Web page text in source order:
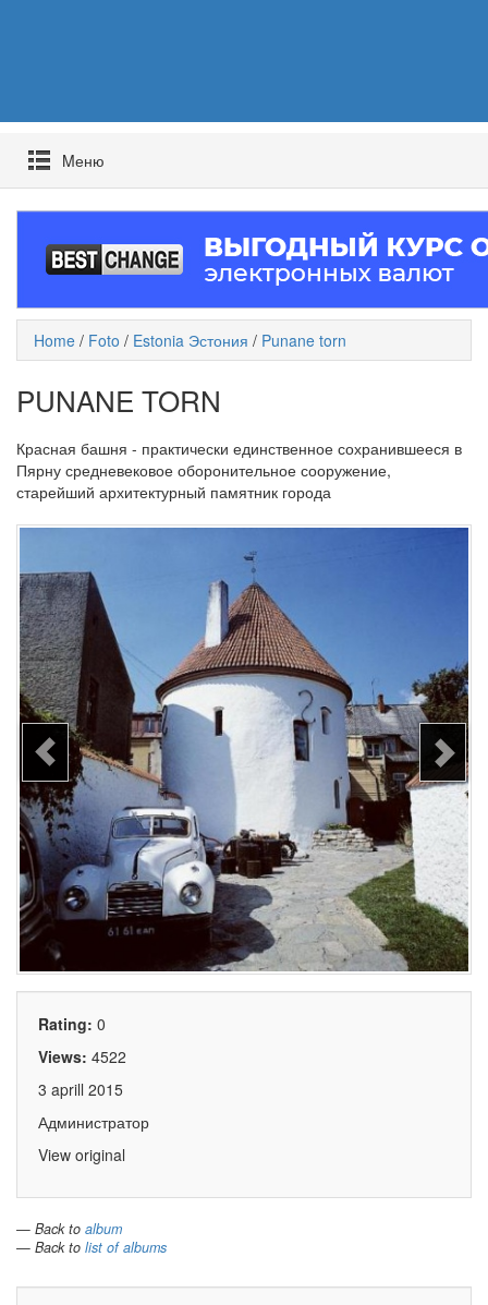
Mеню
Home / Foto / Estonia Эстония / Punane torn
PUNANE TORN
Красная башня - практически единственное сохранившееся в
Пярну средневековое оборонительное сооружение,
старейший архитектурный памятник города
Rating: 0
Views: 4522
3 aprill 2015
Администратор
View original
— Back to album
— Back to list of albums